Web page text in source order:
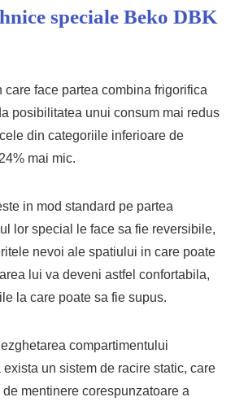
speciale Beko DBK
face partea combina frigorifica
posibilitatea unui consum mai redus
din categoriile inferioare de
mai mic.
in mod standard pe partea
lor special le face sa fie reversibile,
nevoi ale spatiului in care poate
lui va deveni astfel confortabila,
la care poate sa fie supus.
compartimentului
un sistem de racire static, care
mentinere corespunzatoare a